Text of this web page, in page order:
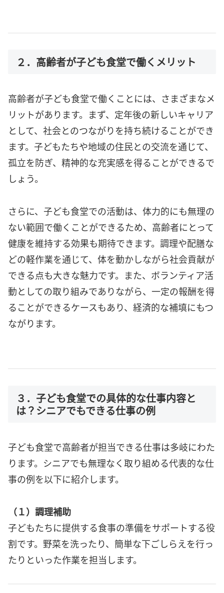
２．高齢者が子ども食堂で働くメリット
高齢者が子ども食堂で働くことには、さまざまなメ
リットがあります。まず、定年後の新しいキャリア
として、社会とのつながりを持ち続けることができ
ます。子どもたちや地域の住民との交流を通じて、
孤立を防ぎ、精神的な充実感を得ることができるで
しょう。
さらに、子ども食堂での活動は、体力的にも無理の
ない範囲で働くことができるため、高齢者にとって
健康を維持する効果も期待できます。調理や配膳な
どの軽作業を通じて、体を動かしながら社会貢献が
できる点も大きな魅力です。また、ボランティア活
動としての取り組みでありながら、一定の報酬を得
ることができるケースもあり、経済的な補填にもつ
ながります。
３．子ども食堂での具体的な仕事内容と
は？シニアでもできる仕事の例
子ども食堂で高齢者が担当できる仕事は多岐にわた
ります。シニアでも無理なく取り組める代表的な仕
事の例を以下に紹介します。
（１）調理補助
子どもたちに提供する食事の準備をサポートする役
割です。野菜を洗ったり、簡単な下ごしらえを行っ
たりといった作業を担当します。